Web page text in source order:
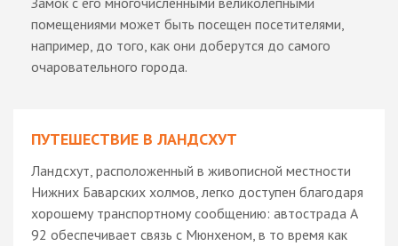
помещениями может быть посещен посетителями,
например, до того, как они доберутся до самого
очаровательного города.
ПУТЕШЕСТВИЕ В ЛАНДСХУТ
Ландсхут, расположенный в живописной местности
Нижних Баварских холмов, легко доступен благодаря
хорошему транспортному сообщению: автострада A
92 обеспечивает связь с Мюнхеном, в то время как